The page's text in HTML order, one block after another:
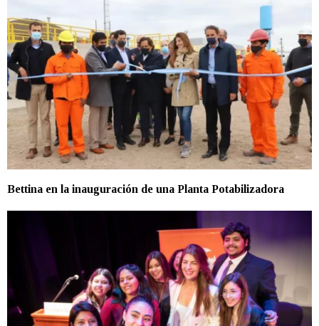
Bettina en la inauguración de una Planta Potabilizadora